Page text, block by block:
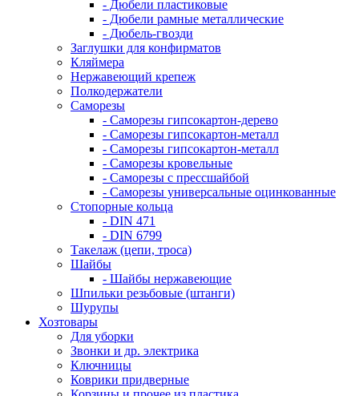
- Дюбели пластиковые
- Дюбели рамные металлические
- Дюбель-гвозди
Заглушки для конфирматов
Кляймера
Нержавеющий крепеж
Полкодержатели
Саморезы
- Саморезы гипсокартон-дерево
- Саморезы гипсокартон-металл
- Саморезы гипсокартон-металл
- Саморезы кровельные
- Саморезы с прессшайбой
- Саморезы универсальные оцинкованные
Стопорные кольца
- DIN 471
- DIN 6799
Такелаж (цепи, троса)
Шайбы
- Шайбы нержавеющие
Шпильки резьбовые (штанги)
Шурупы
Хозтовары
Для уборки
Звонки и др. электрика
Ключницы
Коврики придверные